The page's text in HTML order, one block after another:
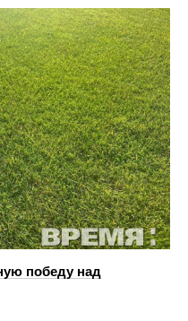
победу над